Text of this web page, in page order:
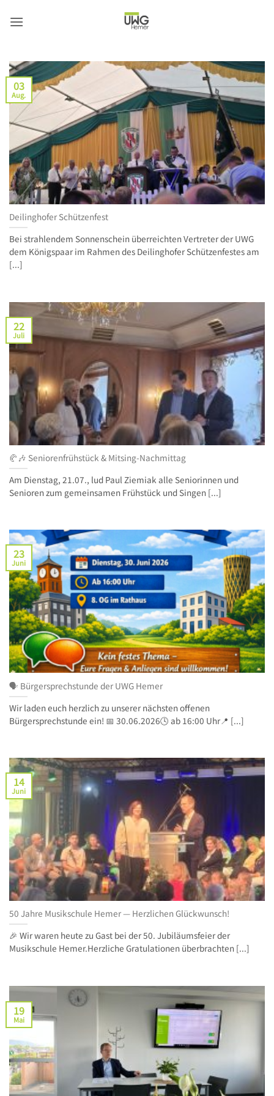
Inhalt
Deilinghofer Schützenfest
Bei strahlendem Sonnenschein überreichten Vertreter der UWG
dem Königspaar im Rahmen des Deilinghofer Schützenfestes am
[...]
03
Aug.
🥐🎶 Seniorenfrühstück & Mitsing‑Nachmittag
Am Dienstag, 21.07., lud Paul Ziemiak alle Seniorinnen und
Senioren zum gemeinsamen Frühstück und Singen [...]
22
Juli
🗣️ Bürgersprechstunde der UWG Hemer
Wir laden euch herzlich zu unserer nächsten offenen
Bürgersprechstunde ein! 📅 30.06.2026🕓 ab 16:00 Uhr📍 [...]
23
Juni
50 Jahre Musikschule Hemer — Herzlichen Glückwunsch!
🎉 Wir waren heute zu Gast bei der 50. Jubiläumsfeier der
Musikschule Hemer.Herzliche Gratulationen überbrachten [...]
14
Juni
19
Mai